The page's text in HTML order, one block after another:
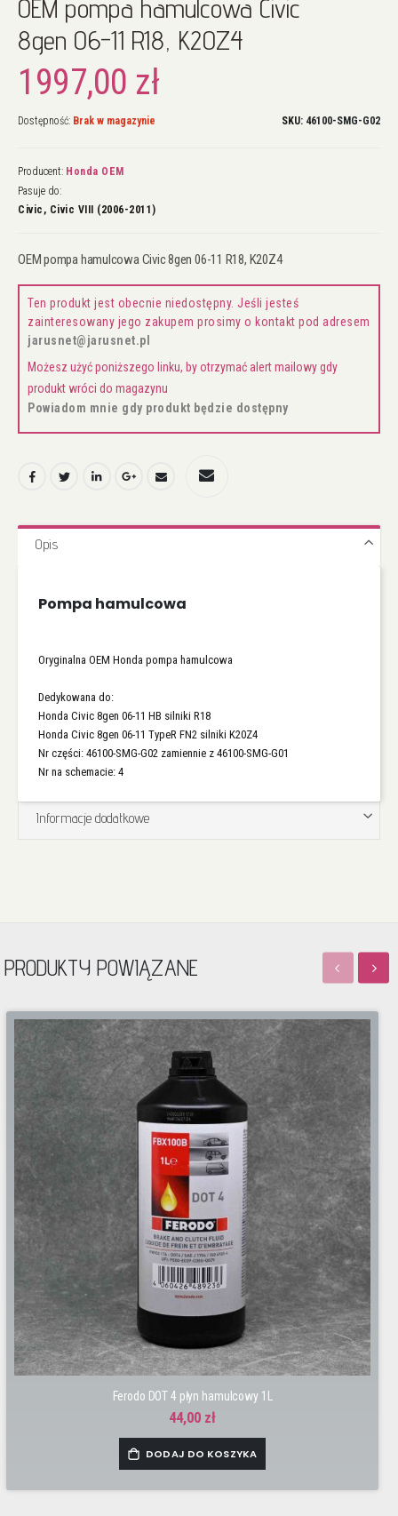
początek
galerii
OEM pompa hamulcowa Civic
8gen 06-11 R18, K20Z4
1997,00 zł
Dostępność: Brak w magazynie SKU 46100-SMG-G02
Producent: Honda OEM
Pasuje do:
Civic, Civic VIII (2006-2011)
OEM pompa hamulcowa Civic 8gen 06-11 R18, K20Z4
Ten produkt jest obecnie niedostępny. Jeśli jesteś
zainteresowany jego zakupem prosimy o kontakt pod adresem
jarusnet@jarusnet.pl
Możesz użyć poniższego linku, by otrzymać alert mailowy gdy
produkt wróci do magazynu
Powiadom mnie gdy produkt będzie dostępny
Opis
Pompa hamulcowa
Oryginalna OEM Honda pompa hamulcowa
Dedykowana do:
Honda Civic 8gen 06-11 HB silniki R18
Honda Civic 8gen 06-11 TypeR FN2 silniki K20Z4
Nr części: 46100-SMG-G02 zamiennie z 46100-SMG-G01
Nr na schemacie: 4
Informacje dodatkowe
PRODUKTY POWIĄZANE
Ferodo DOT 4 płyn hamulcowy 1L
44,00 zł
DODAJ DO KOSZYKA